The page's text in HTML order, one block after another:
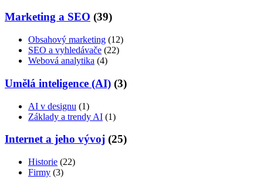
Marketing a SEO (39)
Obsahový marketing (12)
SEO a vyhledávače (22)
Webová analytika (4)
Umělá inteligence (AI) (3)
AI v designu (1)
Základy a trendy AI (1)
Internet a jeho vývoj (25)
Historie (22)
Firmy (3)